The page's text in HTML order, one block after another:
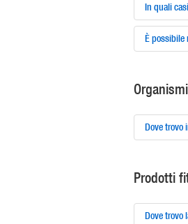
In quali
È possibile
Dove trovo
Prodotti
Dove trovo